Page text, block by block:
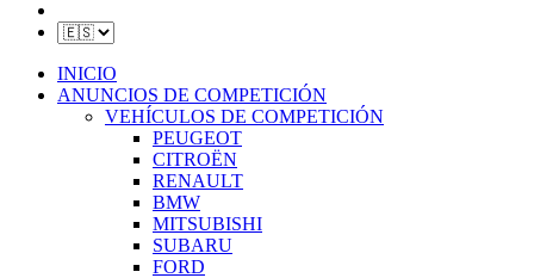
INICIO
ANUNCIOS DE COMPETICIÓN
VEHÍCULOS DE COMPETICIÓN
PEUGEOT
CITROËN
RENAULT
BMW
MITSUBISHI
SUBARU
FORD